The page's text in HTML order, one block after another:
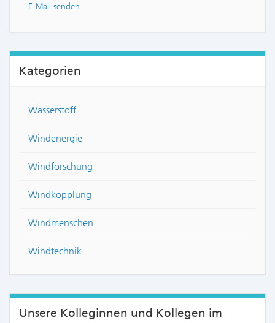
E-Mail senden
Kategorien
Wasserstoff
Windenergie
Windforschung
Windkopplung
Windmenschen
Windtechnik
Unsere Kolleginnen und Kollegen im